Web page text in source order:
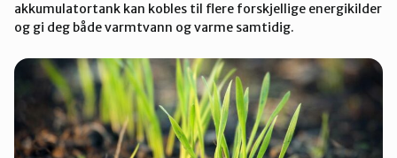
akkumulatortank kan kobles til flere forskjellige energikilder
og gi deg både varmtvann og varme samtidig.